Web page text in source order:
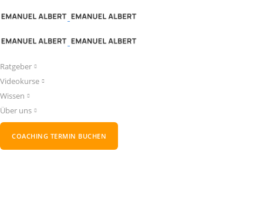
Ratgeber
Videokurse
Wissen
Über uns
COACHING TERMIN BUCHEN